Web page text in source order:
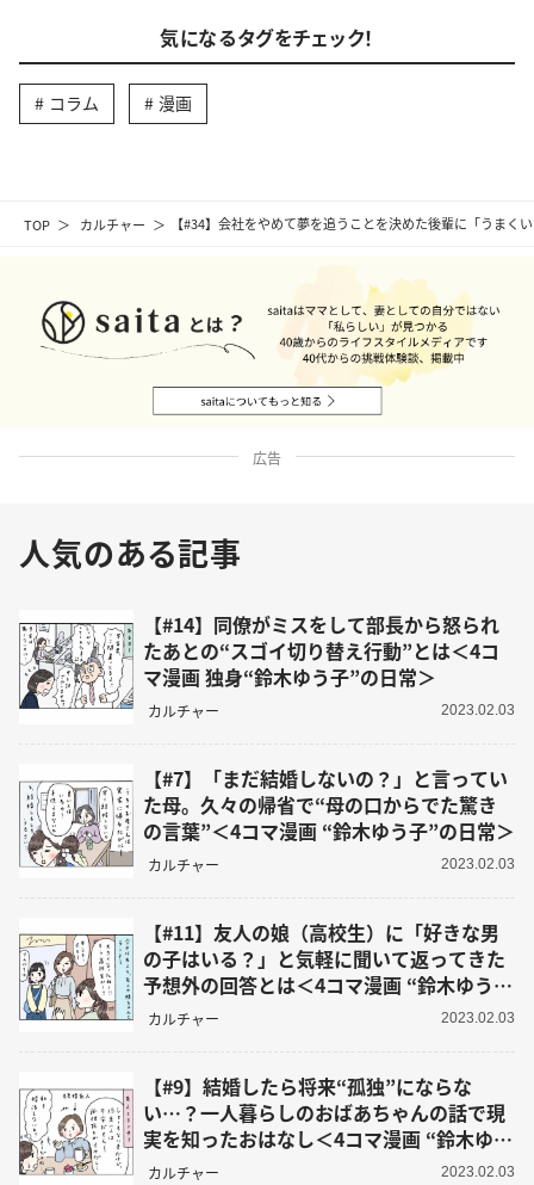
TOP カルチャー 【#34】会社をやめて夢を追うことを決めた後輩に「うまく
気になるタグをチェック！
コラム 漫画
広告
人気のある記事
【#14】同僚がミスをして部長から怒られ
たあとの“スゴイ切り替え行動”とは＜4コ
マ漫画 独身“鈴木ゆう子”の日常＞
カルチャー 2023.02.03
【#7】「まだ結婚しないの？」と言ってい
た母。久々の帰省で“母の口からでた驚き
の言葉”＜4コマ漫画 “鈴木ゆう子”の日常＞
カルチャー 2023.02.03
【#11】友人の娘（高校生）に「好きな男
の子はいる？」と気軽に聞いて返ってきた
予想外の回答とは＜4コマ漫画 “鈴木ゆう
子”の日常＞
カルチャー 2023.02.03
【#9】結婚したら将来“孤独”にならな
い…？一人暮らしのおばあちゃんの話で現
実を知ったおはなし＜4コマ漫画 “鈴木ゆう
子”の日常＞
カルチャー 2023.02.03